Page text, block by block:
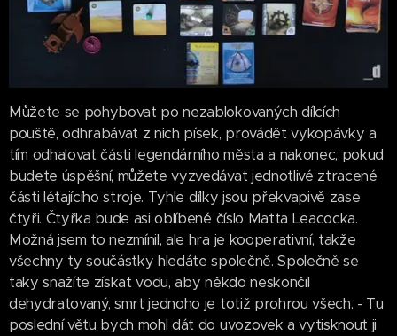
Můžete se pohybovat po nezablokovaných dílcích
pouště, odhrabávat z nich písek, provádět vykopávky a
tím odhalovat části legendárního města a nakonec, pokud
budete úspěšní, můžete vyzvedávat jednotlivé ztracené
části létajícího stroje. Tyhle dílky jsou překvapivě zase
čtyři. Čtyřka bude asi oblíbené číslo Matta Leacocka.
Možná jsem to nezmínil, ale hra je kooperativní, takže
všechny ty součástky hledáte společně. Společně se
taky snažíte získat vodu, aby někdo neskončil
dehydratovaný, smrt jednoho je totiž prohrou všech. - Tu
poslední větu bych mohl dát do uvozovek a vytisknout ji